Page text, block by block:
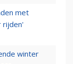
met
rijden'
winter